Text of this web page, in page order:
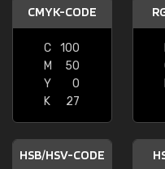
CMYK-CODE
C
100
M
50
Y
0
K
27
HSB/HSV-CODE